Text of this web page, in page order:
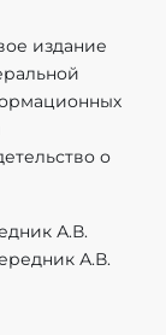
издание
о
А.В.
А.В.